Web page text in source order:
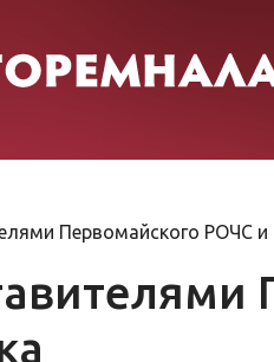
Первомайского РОЧС и